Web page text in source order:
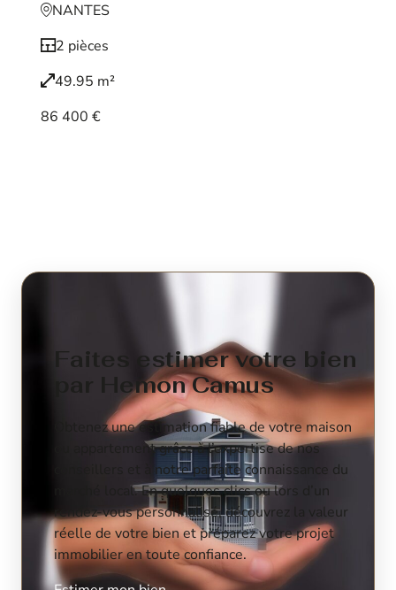
NANTES
2 pièces
49.95 m²
86 400 €
Faites estimer votre bien
par Hemon Camus
Obtenez une estimation fiable de votre maison
ou appartement grâce à l’expertise de nos
conseillers et à notre parfaite connaissance du
marché local. En quelques clics ou lors d’un
rendez-vous personnalisé, découvrez la valeur
réelle de votre bien et préparez votre projet
immobilier en toute confiance.